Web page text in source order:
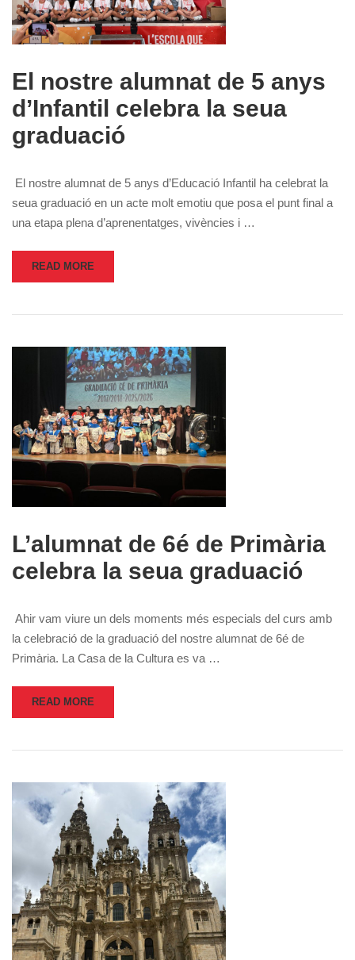
El nostre alumnat de 5 anys
d’Infantil celebra la seua
graduació
El nostre alumnat de 5 anys d’Educació Infantil ha celebrat la
seua graduació en un acte molt emotiu que posa el punt final a
una etapa plena d’aprenentatges, vivències i …
READ MORE
L’alumnat de 6é de Primària
celebra la seua graduació
Ahir vam viure un dels moments més especials del curs amb
la celebració de la graduació del nostre alumnat de 6é de
Primària. La Casa de la Cultura es va …
READ MORE